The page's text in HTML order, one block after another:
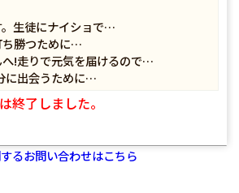
。生徒にナイショで…
ち勝つために…
へ!走りで元気を届けるので…
に出会うために…
終了しました。
るお問い合わせはこちら